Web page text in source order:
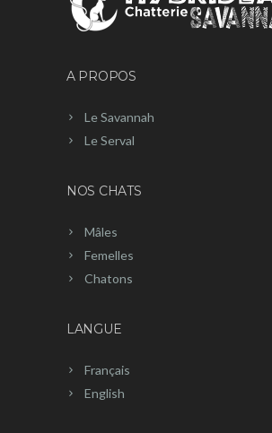
A PROPOS
Le Savannah
Le Serval
NOS CHATS
Mâles
Femelles
Chatons
LANGUE
Français
English